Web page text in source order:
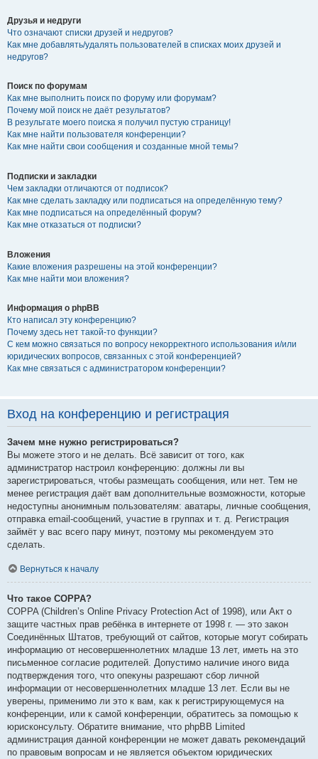
Друзья и недруги
Что означают списки друзей и недругов?
Как мне добавлять/удалять пользователей в списках моих друзей и
недругов?
Поиск по форумам
Как мне выполнить поиск по форуму или форумам?
Почему мой поиск не даёт результатов?
В результате моего поиска я получил пустую страницу!
Как мне найти пользователя конференции?
Как мне найти свои сообщения и созданные мной темы?
Подписки и закладки
Чем закладки отличаются от подписок?
Как мне сделать закладку или подписаться на определённую тему?
Как мне подписаться на определённый форум?
Как мне отказаться от подписки?
Вложения
Какие вложения разрешены на этой конференции?
Как мне найти мои вложения?
Информация о phpBB
Кто написал эту конференцию?
Почему здесь нет такой-то функции?
С кем можно связаться по вопросу некорректного использования и/или
юридических вопросов, связанных с этой конференцией?
Как мне связаться с администратором конференции?
Вход на конференцию и регистрация
Зачем мне нужно регистрироваться?
Вы можете этого и не делать. Всё зависит от того, как
администратор настроил конференцию: должны ли вы
зарегистрироваться, чтобы размещать сообщения, или нет. Тем не
менее регистрация даёт вам дополнительные возможности, которые
недоступны анонимным пользователям: аватары, личные сообщения,
отправка email-сообщений, участие в группах и т. д. Регистрация
займёт у вас всего пару минут, поэтому мы рекомендуем это
сделать.
Вернуться к началу
Что такое COPPA?
COPPA (Children’s Online Privacy Protection Act of 1998), или Акт о
защите частных прав ребёнка в интернете от 1998 г. — это закон
Соединённых Штатов, требующий от сайтов, которые могут собирать
информацию от несовершеннолетних младше 13 лет, иметь на это
письменное согласие родителей. Допустимо наличие иного вида
подтверждения того, что опекуны разрешают сбор личной
информации от несовершеннолетних младше 13 лет. Если вы не
уверены, применимо ли это к вам, как к регистрирующемуся на
конференции, или к самой конференции, обратитесь за помощью к
юрисконсульту. Обратите внимание, что phpBB Limited
администрация данной конференции не может давать рекомендаций
по правовым вопросам и не является объектом юридических